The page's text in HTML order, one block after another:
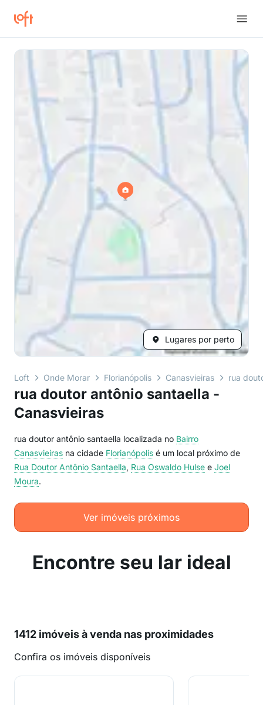
Lugares por perto
Loft Onde Morar Florianópolis Canasvieiras rua
rua doutor antônio santaella -
Canasvieiras
rua doutor antônio santaella localizada no Bairro
Canasvieiras na cidade Florianópolis é um local próximo de
Rua Doutor Antônio Santaella, Rua Oswaldo Hulse e Joel
Moura.
Ver imóveis próximos
Encontre seu lar ideal
1412 imóveis à venda nas proximidades
Confira os imóveis disponíveis